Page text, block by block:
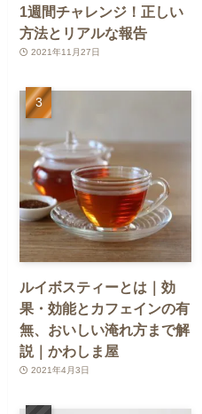
1週間チャレンジ！正しい
方法とリアルな報告
2021年11月27日
ルイボスティーとは｜効
果・効能とカフェインの有
無、おいしい淹れ方まで解
説｜かわしま屋
2021年4月3日